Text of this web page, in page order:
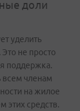
доли
уделить
не просто
поддержка.
всем членам
на жилое
этих средств.